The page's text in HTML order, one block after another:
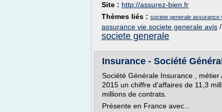
Site : http://assurez-bien.fr
Thèmes liés : societe generale assurance
assurance vie societe generale avis /
societe generale
Insurance - Société
Société Générale Insurance ,
2015 un chiffre d'affaires de 11,3
millions de contrats.
Présente en France avec...